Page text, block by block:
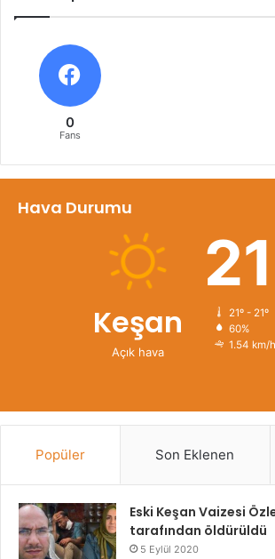
0
Fans
Hava Durumu
Keşan
Açık hava
21
21º - 21º
60%
1.54 km/h
Popüler Son Eklenen
Eski Keşan Vaizesi
tarafından öldürüldü
5 Eylül 2020